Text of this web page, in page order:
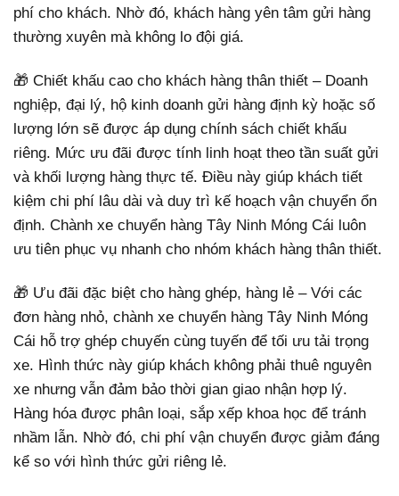
phí cho khách. Nhờ đó, khách hàng yên tâm gửi hàng
thường xuyên mà không lo đội giá.
🎁 Chiết khấu cao cho khách hàng thân thiết – Doanh
nghiệp, đại lý, hộ kinh doanh gửi hàng định kỳ hoặc số
lượng lớn sẽ được áp dụng chính sách chiết khấu
riêng. Mức ưu đãi được tính linh hoạt theo tần suất gửi
và khối lượng hàng thực tế. Điều này giúp khách tiết
kiệm chi phí lâu dài và duy trì kế hoạch vận chuyển ổn
định. Chành xe chuyển hàng Tây Ninh Móng Cái luôn
ưu tiên phục vụ nhanh cho nhóm khách hàng thân thiết.
🎁 Ưu đãi đặc biệt cho hàng ghép, hàng lẻ – Với các
đơn hàng nhỏ, chành xe chuyển hàng Tây Ninh Móng
Cái hỗ trợ ghép chuyến cùng tuyến để tối ưu tải trọng
xe. Hình thức này giúp khách không phải thuê nguyên
xe nhưng vẫn đảm bảo thời gian giao nhận hợp lý.
Hàng hóa được phân loại, sắp xếp khoa học để tránh
nhầm lẫn. Nhờ đó, chi phí vận chuyển được giảm đáng
kể so với hình thức gửi riêng lẻ.